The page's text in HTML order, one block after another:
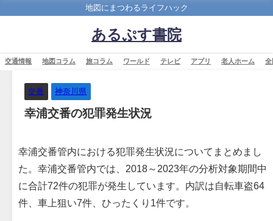
地図にまつわるライフハック
あるぷす書院
交通情報 地図コラム 旅コラム ワールド テレビ アプリ 老人ホーム 全
交番 神奈川県
幸浦交番の犯罪発生状況
幸浦交番管内における犯罪発生状況についてまとめまし
た。幸浦交番管内では、2018～2023年の分析対象期間中
に合計72件の犯罪が発生しています。内訳は自転車盗64
件、車上狙い7件、ひったくり1件です。